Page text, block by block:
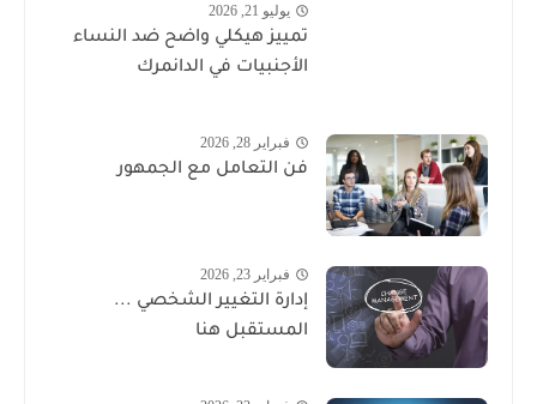
يوليو 21, 2026
تمييز هيكلي واضح ضد النساء
الأجنبيات في الدانمرك
فبراير 28, 2026
فن التعامل مع الجمهور
فبراير 23, 2026
إدارة التغيير الشخصي ...
المستقبل هنا